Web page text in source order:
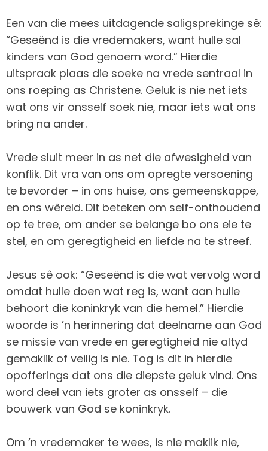
Een van die mees uitdagende saligsprekinge sê:
“Geseënd is die vredemakers, want hulle sal
kinders van God genoem word.” Hierdie
uitspraak plaas die soeke na vrede sentraal in
ons roeping as Christene. Geluk is nie net iets
wat ons vir onsself soek nie, maar iets wat ons
bring na ander.
Vrede sluit meer in as net die afwesigheid van
konflik. Dit vra van ons om opregte versoening
te bevorder – in ons huise, ons gemeenskappe,
en ons wêreld. Dit beteken om self-onthoudend
op te tree, om ander se belange bo ons eie te
stel, en om geregtigheid en liefde na te streef.
Jesus sê ook: “Geseënd is die wat vervolg word
omdat hulle doen wat reg is, want aan hulle
behoort die koninkryk van die hemel.” Hierdie
woorde is ’n herinnering dat deelname aan God
se missie van vrede en geregtigheid nie altyd
gemaklik of veilig is nie. Tog is dit in hierdie
opofferings dat ons die diepste geluk vind. Ons
word deel van iets groter as onsself – die
bouwerk van God se koninkryk.
Om ’n vredemaker te wees, is nie maklik nie,